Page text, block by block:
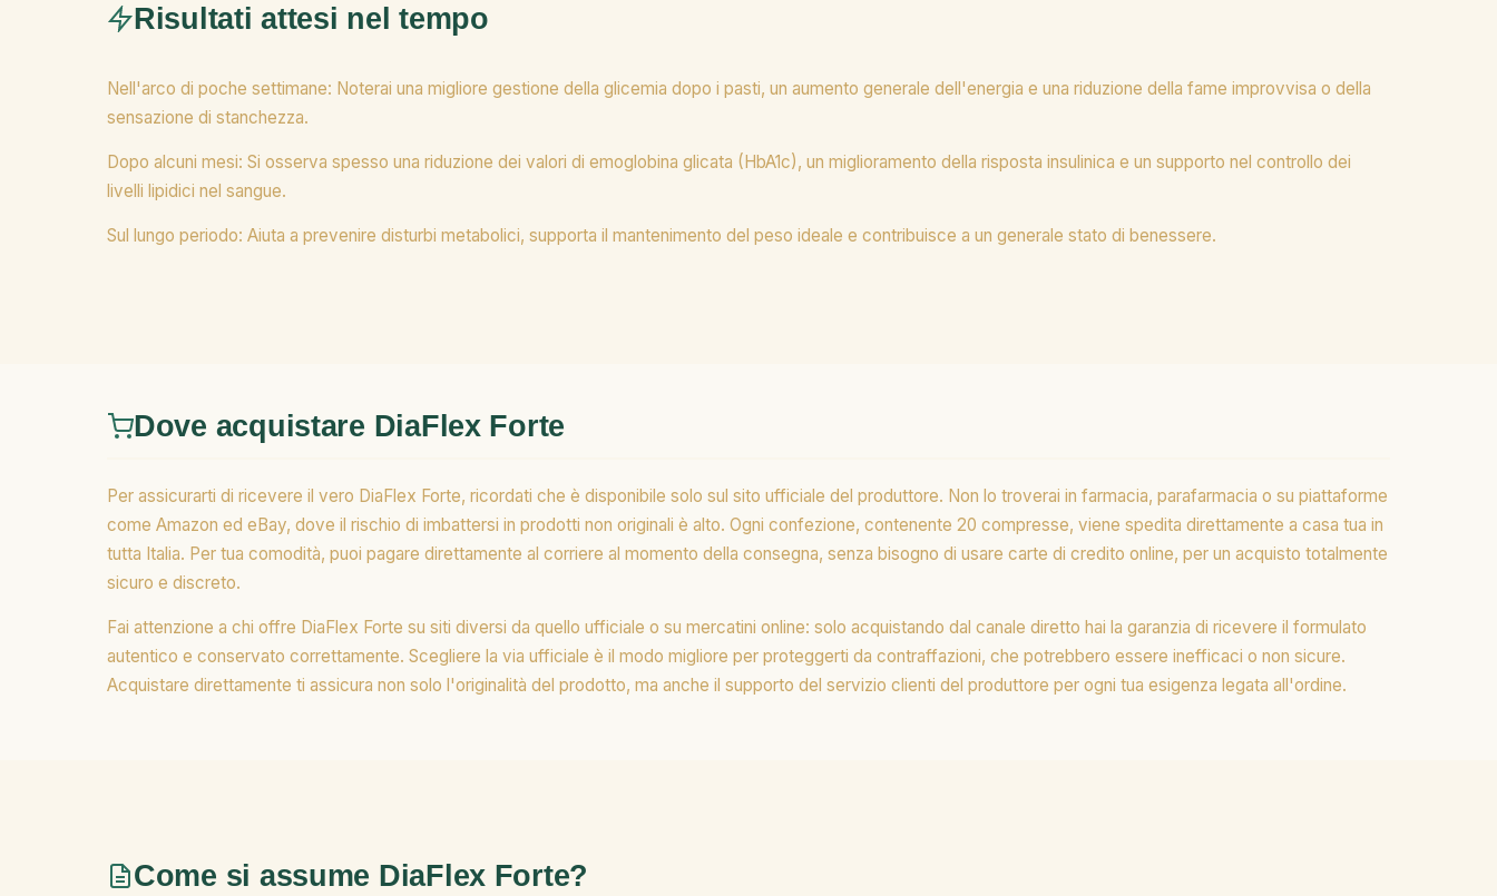
Risultati attesi nel tempo
Nell'arco di poche settimane: Noterai una migliore gestione della glicemia dopo i pasti, un aumento generale dell'energia e una riduzione della fame improvvisa o della
sensazione di stanchezza.
Dopo alcuni mesi: Si osserva spesso una riduzione dei valori di emoglobina glicata (HbA1c), un miglioramento della risposta insulinica e un supporto nel controllo dei
livelli lipidici nel sangue.
Sul lungo periodo: Aiuta a prevenire disturbi metabolici, supporta il mantenimento del peso ideale e contribuisce a un generale stato di benessere.
Dove acquistare DiaFlex Forte
Per assicurarti di ricevere il vero DiaFlex Forte, ricordati che è disponibile solo sul sito ufficiale del produttore. Non lo troverai in farmacia, parafarmacia o su piattaforme
come Amazon ed eBay, dove il rischio di imbattersi in prodotti non originali è alto. Ogni confezione, contenente 20 compresse, viene spedita direttamente a casa tua in
tutta Italia. Per tua comodità, puoi pagare direttamente al corriere al momento della consegna, senza bisogno di usare carte di credito online, per un acquisto totalmente
sicuro e discreto.
Fai attenzione a chi offre DiaFlex Forte su siti diversi da quello ufficiale o su mercatini online: solo acquistando dal canale diretto hai la garanzia di ricevere il formulato
autentico e conservato correttamente. Scegliere la via ufficiale è il modo migliore per proteggerti da contraffazioni, che potrebbero essere inefficaci o non sicure.
Acquistare direttamente ti assicura non solo l'originalità del prodotto, ma anche il supporto del servizio clienti del produttore per ogni tua esigenza legata all'ordine.
Come si assume DiaFlex Forte?